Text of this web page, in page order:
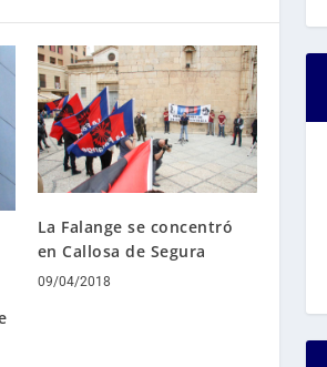
La Falange se concentró
en Callosa de Segura
09/04/2018